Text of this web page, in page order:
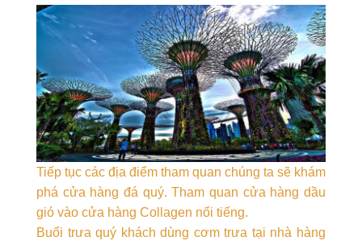
Tiếp tục các địa điểm tham quan chúng ta sẽ khám
phá cửa hàng đá quý. Tham quan cửa hàng dầu
gió vào cửa hàng Collagen nổi tiếng.
Buổi trưa quý khách dùng cơm trưa tại nhà hàng